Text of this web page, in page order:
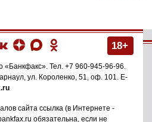
18+
«Банкфакс» . Тел. +7 960-945-96-96
ул. Короленко, 51, оф. 101
. E-
сайта ссылка (в Интернете -
обязательна, если не